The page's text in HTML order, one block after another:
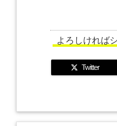
よろしければ
Twitter